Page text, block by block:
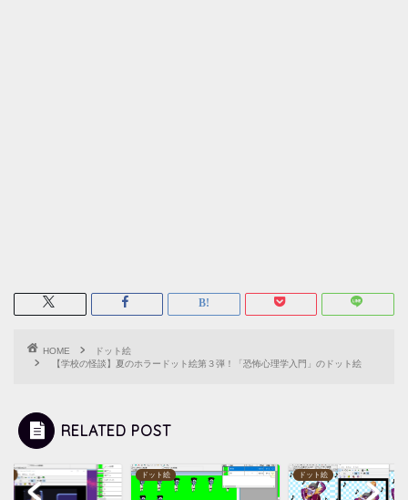
HOME
ドット絵
【学校の怪談】夏のホラードット絵第３弾！「恐怖心理学入門」のドット絵
RELATED POST
ドット絵 ドット絵